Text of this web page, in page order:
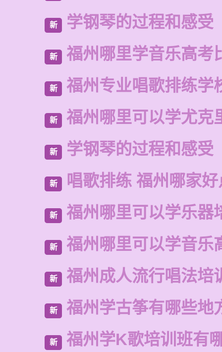
新 学钢琴的过程和感受
新 福州哪里学音乐高考
新 福州专业唱歌排练学
新 福州哪里可以学尤克
新 学钢琴的过程和感受
新 唱歌排练 福州哪家
新 福州哪里可以学乐器
新 福州哪里可以学音乐
新 福州成人流行唱法培
新 福州学古筝有哪些地
新 福州学K歌培训班有